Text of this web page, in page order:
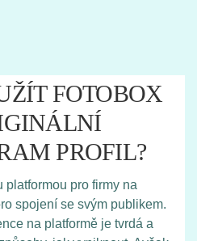
FOTOBOX
PROFIL?
platformou pro firmy na
spojení se svým publikem.
na platformě je tvrdá a